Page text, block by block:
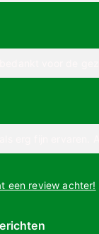
een review achter!